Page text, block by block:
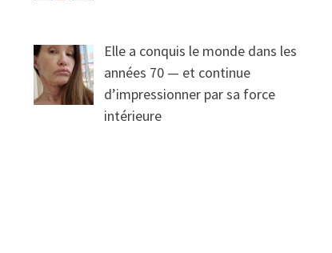
Elle a conquis le monde dans les
années 70 — et continue
d’impressionner par sa force
intérieure